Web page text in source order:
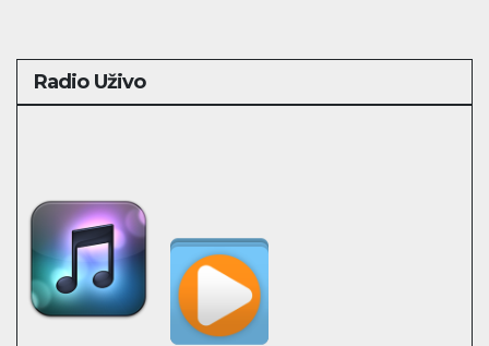
Radio Uživo